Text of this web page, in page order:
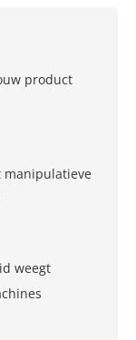
product
manipulatieve
weegt